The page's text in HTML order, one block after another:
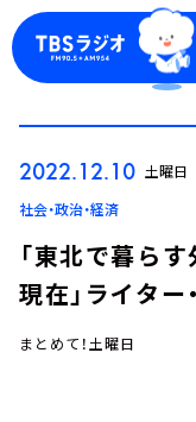
2022.12.10 土曜日
社会・政治・経済
「東北で暮ら
現在」ライタ
まとめて！土曜日